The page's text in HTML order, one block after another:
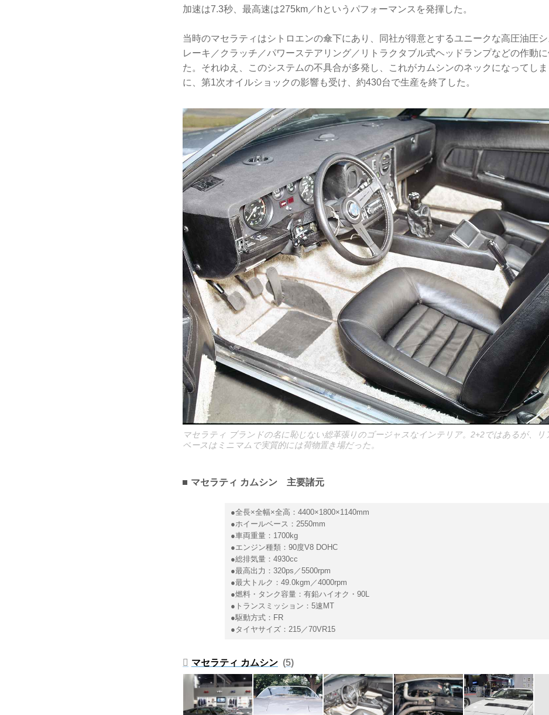
加速は7.3秒、最高速は275km／hというパフォーマンスを発揮した。
当時のマセラティはシトロエンの傘下にあり、同社が得意とするユニークな高圧油圧
レーキ／クラッチ／パワーステアリング／リトラクタブル式ヘッドランプなどの作動
た。それゆえ、このシステムの不具合が多発し、これがカムシンのネックになってし
に、第1次オイルショックの影響も受け、約430台で生産を終了した。
マセラティ ブランドの名に恥じない総革張りのゴージャスなインテリア。2+2ではあるが、リ
ペースはミニマムで実質的には荷物置き場だった。
マセラティ カムシン 主要諸元
●全長×全幅×全高：4400×1800×1140mm
●ホイールベース：2550mm
●車両重量：1700kg
●エンジン種類：90度V8 DOHC
●総排気量：4930cc
●最高出力：320ps／5500rpm
●最大トルク：49.0kgm／4000rpm
●燃料・タンク容量：有鉛ハイオク・90L
●トランスミッション：5速MT
●駆動方式：FR
●タイヤサイズ：215／70VR15
マセラティ カムシン 5